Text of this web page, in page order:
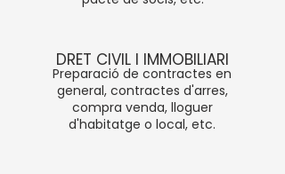
DRET CIVIL I IMMOBILIARI
Preparació de contractes en
general, contractes d'arres,
compra venda, lloguer
d'habitatge o local, etc.